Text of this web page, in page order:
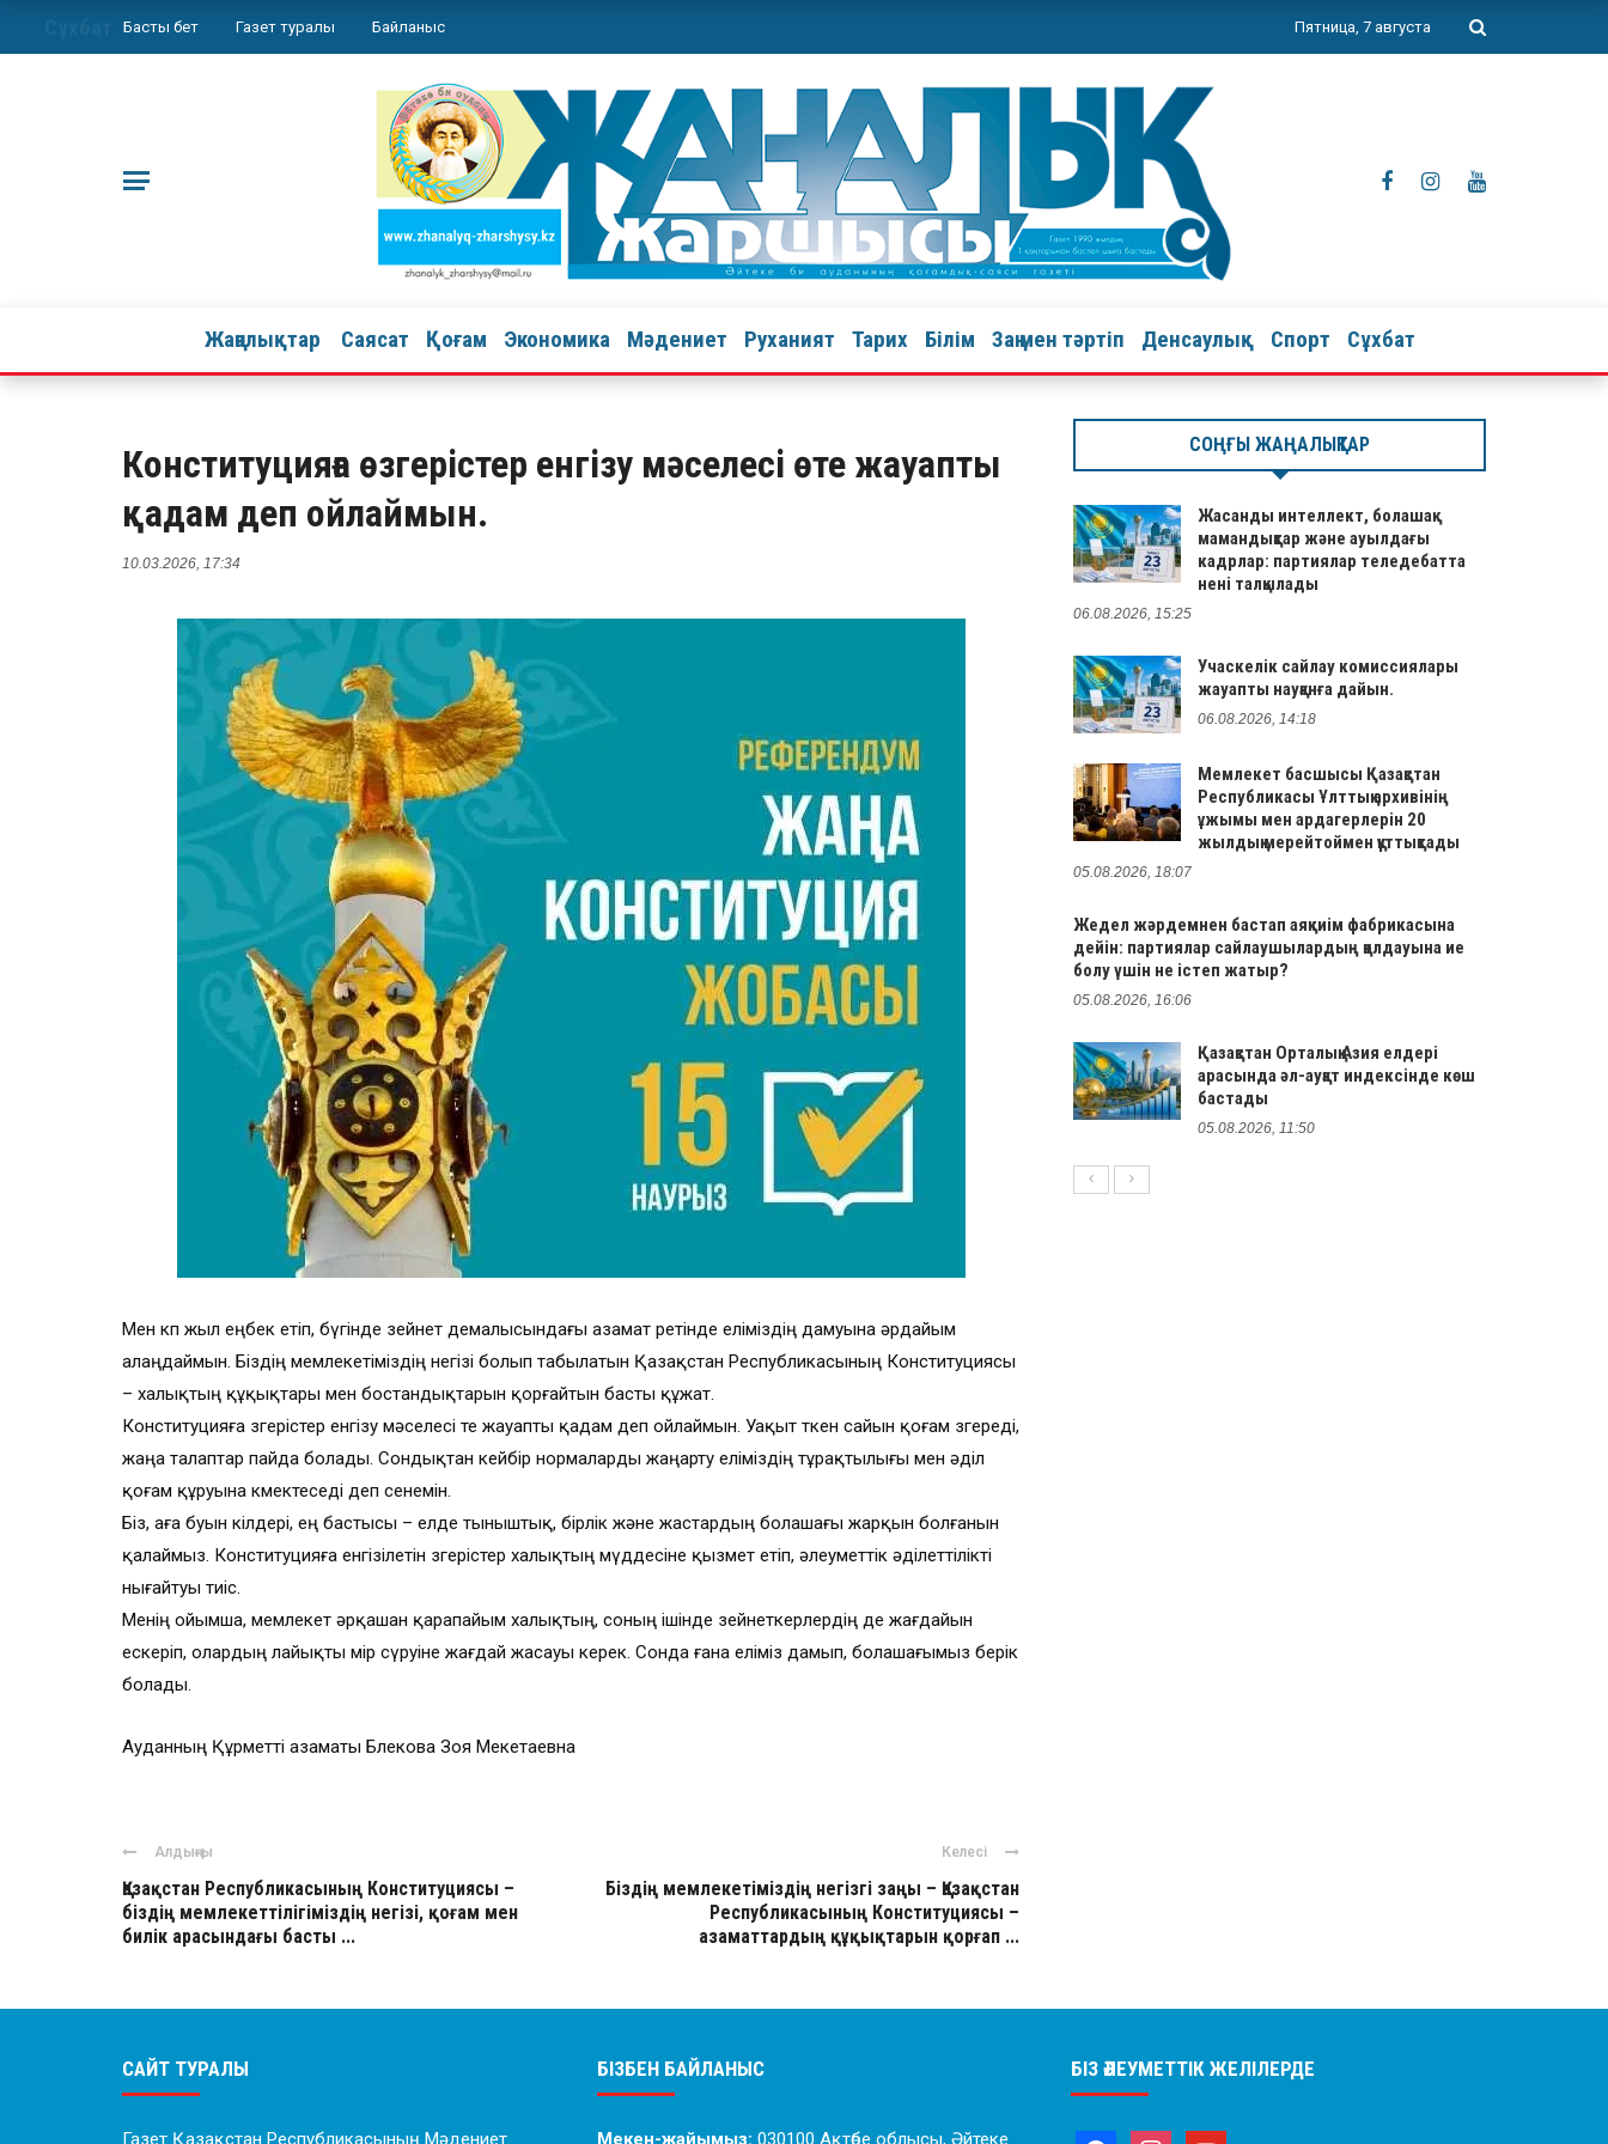
Басты бет Газет туралы Байланыс Пятница, 7 августа
Жаңалықтар Саясат Қоғам Экономика Мәдениет Руханият Тарих Білім Заң мен тәртіп Денсаулық Спорт Сұхбат
Конституцияға өзгерістер енгізу мәселесі өте жауапты
қадам деп ойлаймын.
10.03.2026, 17:34
Мен көп жыл еңбек етіп, бүгінде зейнет демалысындағы азамат ретінде еліміздің дамуына әрдайым
алаңдаймын. Біздің мемлекетіміздің негізі болып табылатын Қазақстан Республикасының Конституциясы
– халықтың құқықтары мен бостандықтарын қорғайтын басты құжат.
Конституцияға өзгерістер енгізу мәселесі өте жауапты қадам деп ойлаймын. Уақыт өткен сайын қоғам өзгереді,
жаңа талаптар пайда болады. Сондықтан кейбір нормаларды жаңарту еліміздің тұрақтылығы мен әділ
қоғам құруына көмектеседі деп сенемін.
Біз, аға буын өкілдері, ең бастысы – елде тыныштық, бірлік және жастардың болашағы жарқын болғанын
қалаймыз. Конституцияға енгізілетін өзгерістер халықтың мүддесіне қызмет етіп, әлеуметтік әділеттілікті
нығайтуы тиіс.
Менің ойымша, мемлекет әрқашан қарапайым халықтың, соның ішінде зейнеткерлердің де жағдайын
ескеріп, олардың лайықты өмір сүруіне жағдай жасауы керек. Сонда ғана еліміз дамып, болашағымыз берік
болады.
Ауданның Құрметті азаматы Бөлекова Зоя Мекетаевна
Алдыңғы
Қазақстан Республикасының Конституциясы –
біздің мемлекеттілігіміздің негізі, қоғам мен
билік арасындағы басты ...
Келесі
Біздің мемлекетіміздің негізгі заңы – Қазақстан
Республикасының Конституциясы –
азаматтардың құқықтарын қорғап ...
СОҢҒЫ ЖАҢАЛЫҚТАР
Жасанды интеллект, болашақ
мамандықтар және ауылдағы
кадрлар: партиялар теледебатта
нені талқылады
06.08.2026, 15:25
Учаскелік сайлау комиссиялары
жауапты науқанға дайын.
06.08.2026, 14:18
Мемлекет басшысы Қазақстан
Республикасы Ұлттық архивінің
ұжымы мен ардагерлерін 20
жылдық мерейтоймен құттықтады
05.08.2026, 18:07
Жедел жәрдемнен бастап аяқкиім фабрикасына
дейін: партиялар сайлаушылардың қолдауына ие
болу үшін не істеп жатыр?
05.08.2026, 16:06
Қазақстан Орталық Азия елдері
арасында әл-ауқат индексінде көш
бастады
05.08.2026, 11:50
САЙТ ТУРАЛЫ
Газет Қазақстан Республикасының Мәдениет
БІЗБЕН БАЙЛАНЫС
Мекен-жайымыз: 030100 Ақтөбе облысы, Әйтеке
БІЗ ӘЛЕУМЕТТІК ЖЕЛІЛЕРДЕ